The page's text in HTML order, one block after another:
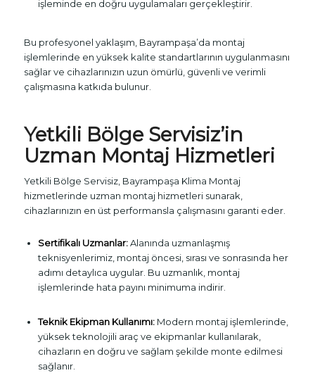
işleminde en doğru uygulamaları gerçekleştirir.
Bu profesyonel yaklaşım, Bayrampaşa’da montaj
işlemlerinde en yüksek kalite standartlarının uygulanmasını
sağlar ve cihazlarınızın uzun ömürlü, güvenli ve verimli
çalışmasına katkıda bulunur.
Yetkili Bölge Servisiz’in
Uzman Montaj Hizmetleri
Yetkili Bölge Servisiz, Bayrampaşa Klima Montaj
hizmetlerinde uzman montaj hizmetleri sunarak,
cihazlarınızın en üst performansla çalışmasını garanti eder.
Sertifikalı Uzmanlar:Alanında uzmanlaşmış
teknisyenlerimiz, montaj öncesi, sırası ve sonrasında her
adımı detaylıca uygular. Bu uzmanlık, montaj
işlemlerinde hata payını minimuma indirir.
Teknik Ekipman Kullanımı:Modern montaj işlemlerinde,
yüksek teknolojili araç ve ekipmanlar kullanılarak,
cihazların en doğru ve sağlam şekilde monte edilmesi
sağlanır.